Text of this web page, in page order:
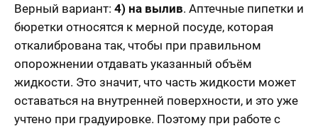
Верный вариант: 4) на вылив. Аптечные пипетки и
бюретки относятся к мерной посуде, которая
откалибрована так, чтобы при правильном
опорожнении отдавать указанный объём
жидкости. Это значит, что часть жидкости может
оставаться на внутренней поверхности, и это уже
учтено при градуировке. Поэтому при работе с